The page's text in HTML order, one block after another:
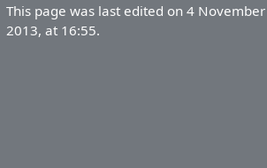
This page was last edited on 4 November
2013, at 16:55.